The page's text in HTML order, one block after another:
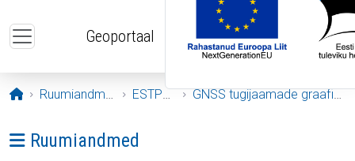
Geoportaal
Avaleht
Ruumiandmed ESTPOS GNSS tugijaamade graafikud
Ava menüü: Ruumiandmed
Ruumiandmed